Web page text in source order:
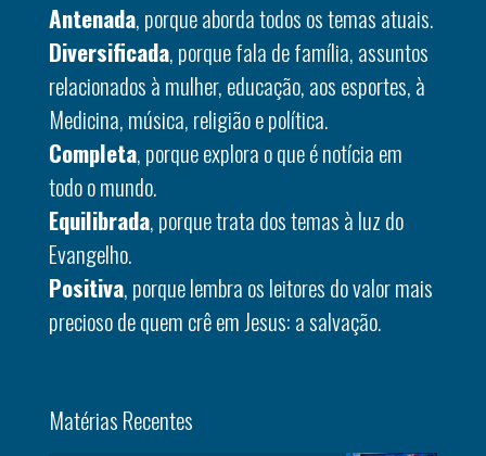
Antenada, porque aborda todos os temas atuais.
Diversificada, porque fala de família, assuntos
relacionados à mulher, educação, aos esportes, à
Medicina, música, religião e política.
Completa, porque explora o que é notícia em
todo o mundo.
Equilibrada, porque trata dos temas à luz do
Evangelho.
Positiva, porque lembra os leitores do valor mais
precioso de quem crê em Jesus: a salvação.
Matérias Recentes